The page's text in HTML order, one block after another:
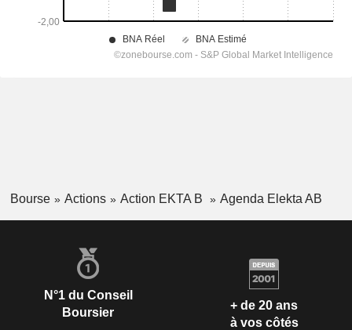
Bourse Actions Action EKTA B Agenda Elekta AB
N°1 du Conseil
Boursier
+ de 20 ans
à vos côtés